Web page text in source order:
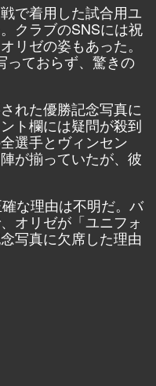
で着用した試合用ユ
クラブのSNSには祝
リゼの姿もあった。
っておらず、驚きの
れた優勝記念写真に
ト欄には疑問が殺到
選手とヴィンセン
が揃っていたが、彼
な理由は不明だ。バ
オリゼが「ユニフォ
写真に欠席した理由